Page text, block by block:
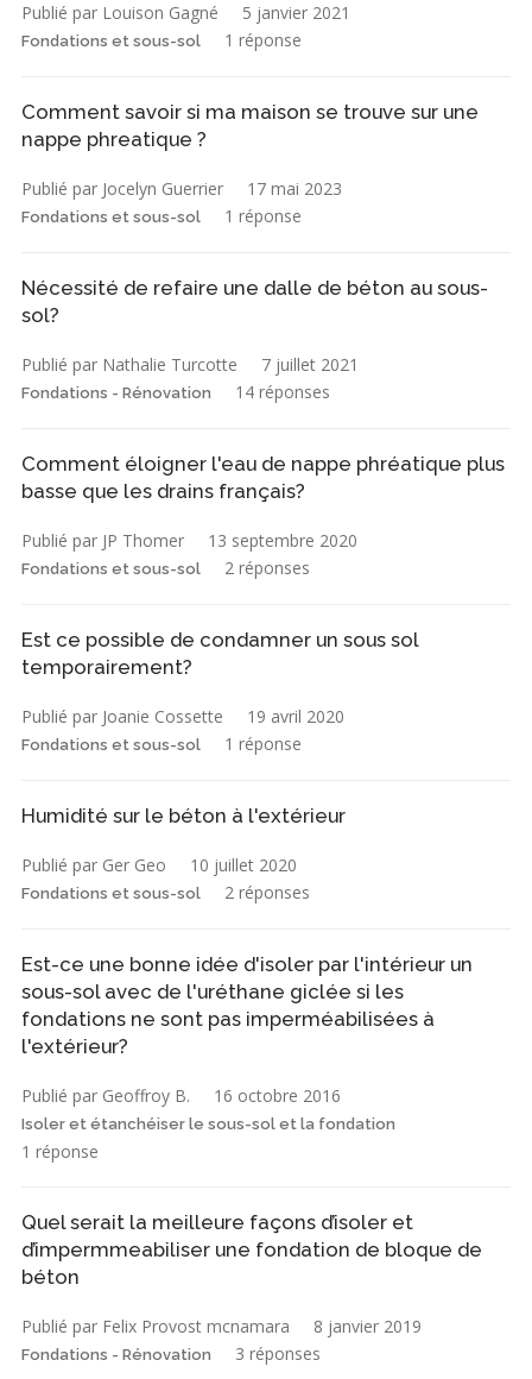
Publié par Louison Gagné 5 janvier 2021
Fondations et sous-sol 1 réponse
Comment savoir si ma maison se trouve sur une
nappe phreatique ?
Publié par Jocelyn Guerrier 17 mai 2023
Fondations et sous-sol 1 réponse
Nécessité de refaire une dalle de béton au sous-
sol?
Publié par Nathalie Turcotte 7 juillet 2021
Fondations - Rénovation 14 réponses
Comment éloigner l'eau de nappe phréatique plus
basse que les drains français?
Publié par JP Thomer 13 septembre 2020
Fondations et sous-sol 2 réponses
Est ce possible de condamner un sous sol
temporairement?
Publié par Joanie Cossette 19 avril 2020
Fondations et sous-sol 1 réponse
Humidité sur le béton à l'extérieur
Publié par Ger Geo 10 juillet 2020
Fondations et sous-sol 2 réponses
Est-ce une bonne idée d'isoler par l'intérieur un
sous-sol avec de l'uréthane giclée si les
fondations ne sont pas imperméabilisées à
l'extérieur?
Publié par Geoffroy B. 16 octobre 2016
Isoler et étanchéiser le sous-sol et la fondation
1 réponse
Quel serait la meilleure façons d’isoler et
d’impermmeabiliser une fondation de bloque de
béton
Publié par Felix Provost mcnamara 8 janvier 2019
Fondations - Rénovation 3 réponses